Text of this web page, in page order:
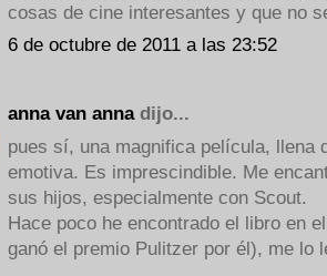
cosas de cine interesantes y que no
6 de octubre de 2011 a las 23:52
anna van annadijo...
pues sí, una magnifica película, llena
emotiva. Es imprescindible. Me
sus hijos, especialmente con Scout.
Hace poco he encontrado el libro en
ganó el premio Pulitzer por él), me lo